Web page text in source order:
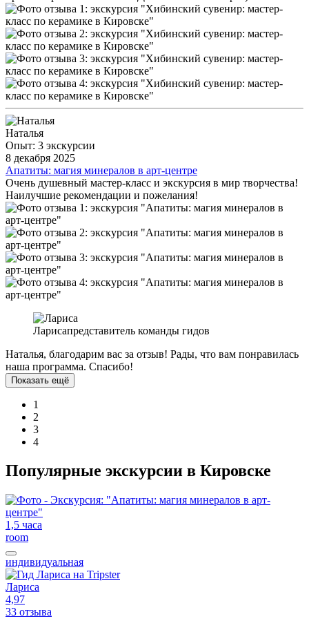
Наталья
Опыт: 3 экскурсии
8 декабря 2025
Апатиты: магия минералов в арт-центре
Очень душевный мастер-класс и экскурсия в мир творчества!
Наилучшие рекомендации и пожелания!
Ларисапредставитель команды гидов
Наталья, благодарим вас за отзыв! Рады, что вам понравилась
наша программа. Спасибо!
Показать ещё
1
2
3
4
Популярные экскурсии в Кировске
1,5 часа
room
индивидуальная
Лариса
4,97
33 отзыва